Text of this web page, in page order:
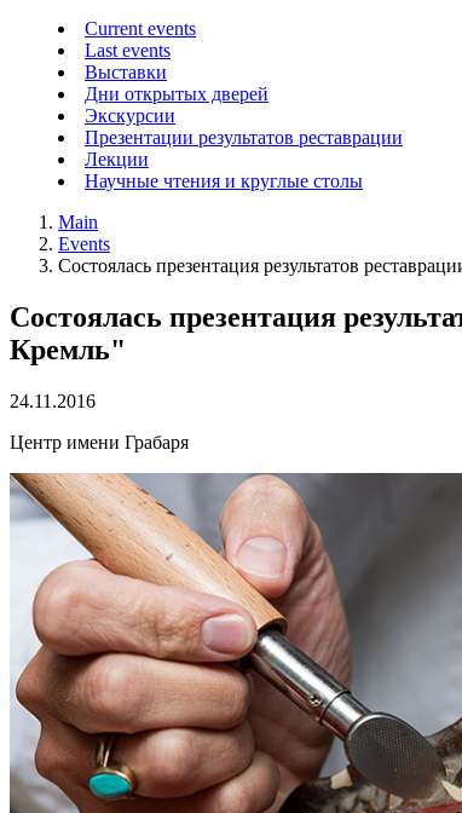
Current events
Last events
Выставки
Дни открытых дверей
Экскурсии
Презентации результатов реставрации
Лекции
Научные чтения и круглые столы
Main
Events
Состоялась презентация результатов
Состоялась презентация
Кремль"
24.11.2016
Центр имени Грабаря